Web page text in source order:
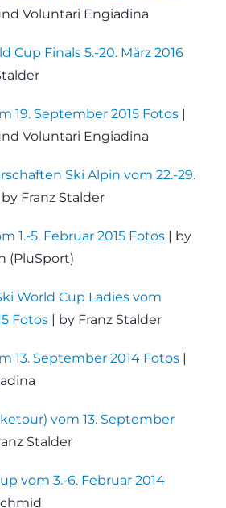
Voluntari Engiadina
Cup Finals 5.-20. März 2016
19. September 2015 Fotos|
Voluntari Engiadina
Ski Alpin vom 22.-29.
Franz Stalder
1.-5. Februar 2015 Fotos| by
(PluSport)
World Cup Ladies vom
Fotos| by Franz Stalder
13. September 2014 Fotos|
vom 13. September
Stalder
vom 3.-6. Februar 2014